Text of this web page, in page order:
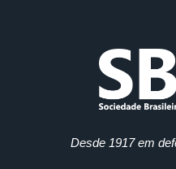
Desde 1917 em